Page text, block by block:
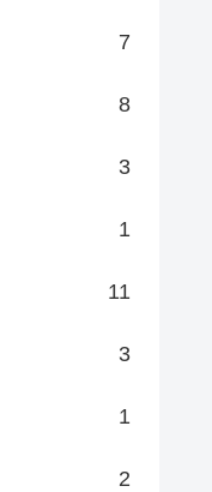
7
8
3
1
11
3
1
2